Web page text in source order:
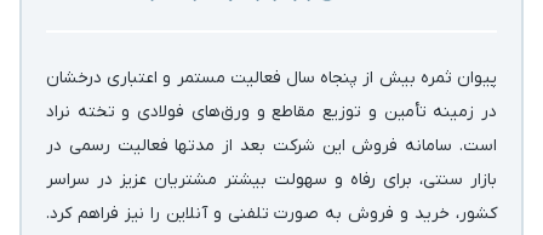
پیوان ثمره بیش از پنجاه سال فعالیت مستمر و اعتباری درخشان
در زمینه‌ تأمین و توزیع مقاطع و ورق‌های فولادی و تخته نراد
است. سامانه فروش این شرکت بعد از مدتها فعالیت رسمی در
بازار سنتی، برای رفاه و سهولت بیشتر مشتریان عزیز در سراسر
کشور، خرید و فروش به صورت تلفنی و آنلاین را نیز فراهم کرد.